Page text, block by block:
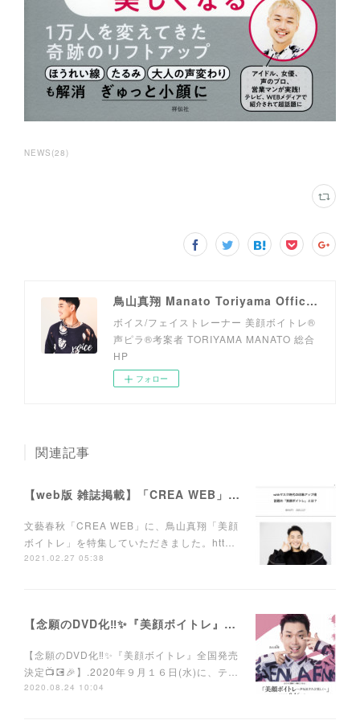
NEWS (28)
鳥山真翔 Manato Toriyama Official HP＜総合＞
ボイス/フェイストレーナー 美顔ボイトレ®︎
声ピラ®︎考案者 TORIYAMA MANATO 総合
HP
フォロー
関連記事
【web版 雑誌掲載】「CREA WEB」にて連載がスタートしました。
文藝春秋「CREA WEB」に、鳥山真翔「美顔
ボイトレ」を特集していただきました。htt…
2021.02.27 05:38
【念願のDVD化‼️✨『美顔ボイトレ』DVD全国発売決定📺💽🎉】
【念願のDVD化‼️✨『美顔ボイトレ』全国発売
決定📺💽🎉】.2020年９月１６日(水)に、テ…
2020.08.24 10:04